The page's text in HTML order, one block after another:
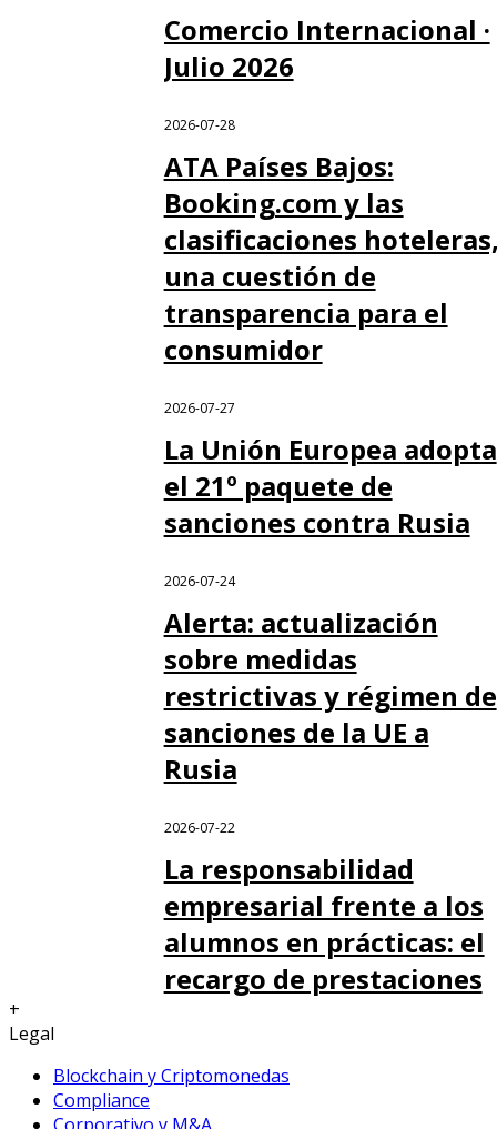
Comercio Internacional ·
Julio 2026
2026-07-28
ATA Países Bajos:
Booking.com y las
clasificaciones
una cuestión de
transparencia para el
consumidor
2026-07-27
La Unión Europea adopta
el 21º paquete de
sanciones contra Rusia
2026-07-24
Alerta: actualización
sobre medidas
restrictivas y régimen de
sanciones de la UE a
Rusia
2026-07-22
La responsabilidad
empresarial frente a los
alumnos en prácticas: el
recargo de prestaciones
+
Legal
Blockchain y Criptomonedas
Compliance